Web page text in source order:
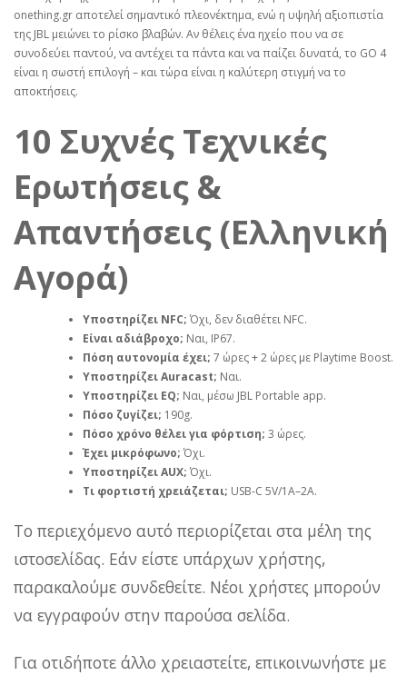
onething.gr αποτελεί σημαντικό πλεονέκτημα, ενώ η υψηλή αξιοπιστία
της JBL μειώνει το ρίσκο βλαβών. Αν θέλεις ένα ηχείο που να σε
συνοδεύει παντού, να αντέχει τα πάντα και να παίζει δυνατά, το GO 4
είναι η σωστή επιλογή – και τώρα είναι η καλύτερη στιγμή να το
αποκτήσεις.
10 Συχνές Τεχνικές
Ερωτήσεις &
Απαντήσεις (Ελληνική
Αγορά)
Υποστηρίζει NFC;Όχι, δεν διαθέτει NFC.
Είναι αδιάβροχο; Ναι, IP67.
Πόση αυτονομία έχει; 7 ώρες + 2 ώρες με Playtime Boost.
Υποστηρίζει Auracast; Ναι.
Υποστηρίζει EQ; Ναι, μέσω JBL Portable app.
Πόσο ζυγίζει; 190g.
Πόσο χρόνο θέλει για φόρτιση; 3 ώρες.
Έχει μικρόφωνο;Όχι.
Υποστηρίζει AUX;Όχι.
Τι φορτιστή χρειάζεται; USB‑C 5V/1A–2A.
Το περιεχόμενο αυτό περιορίζεται στα μέλη της
ιστοσελίδας. Εάν είστε υπάρχων χρήστης,
παρακαλούμε συνδεθείτε. Νέοι χρήστες μπορούν
να εγγραφούν στην παρούσα σελίδα.
Για οτιδήποτε άλλο χρειαστείτε, επικοινωνήστε με